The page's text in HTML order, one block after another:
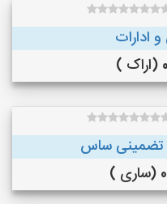
ادارات
ساس
)